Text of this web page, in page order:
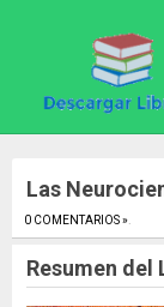
Las
0 COMENTARIOS ».
Resumen del